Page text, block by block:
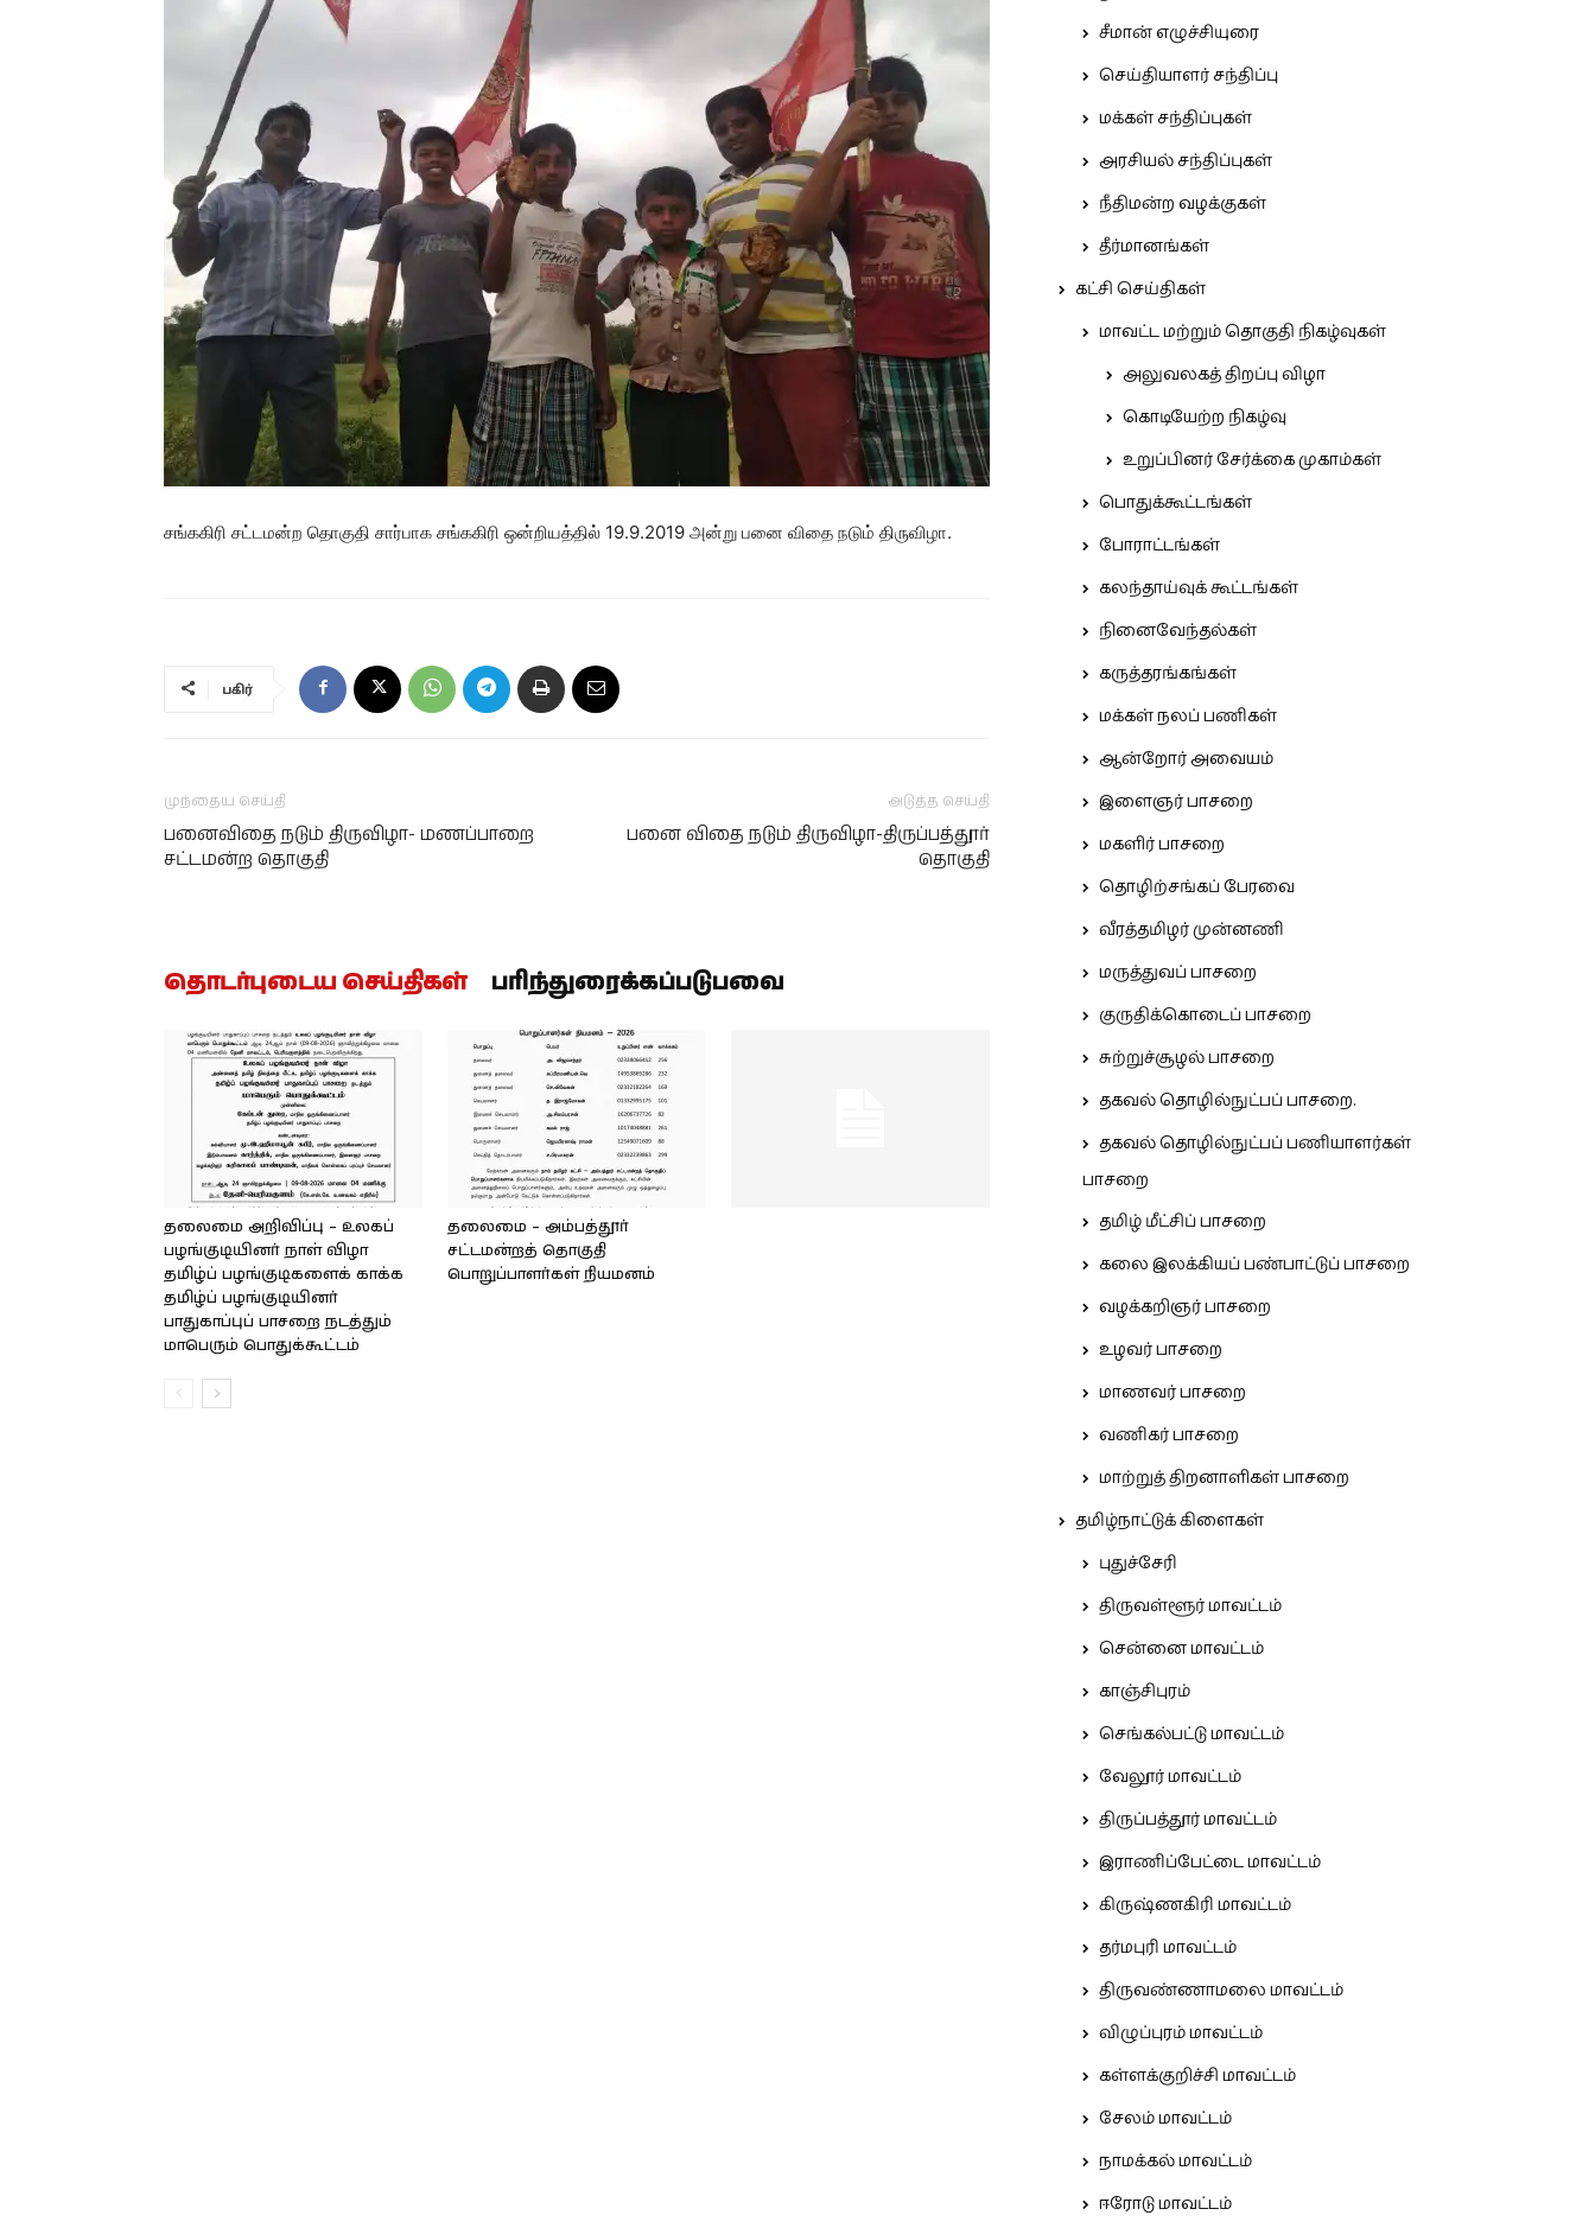
சங்ககிரி சட்டமன்ற தொகுதி சார்பாக சங்ககிரி ஒன்றியத்தில் 19.9.2019 அன்று பனை விதை நடும் திருவிழா.
பகிர்
முந்தைய செய்தி
பனைவிதை நடும் திருவிழா- மணப்பாறை
சட்டமன்ற தொகுதி
அடுத்த செய்தி
பனை விதை நடும் திருவிழா-திருப்பத்தூர்
தொகுதி
தொடர்புடைய செய்திகள் பரிந்துரைக்கப்படுபவை
தலைமை அறிவிப்பு – உலகப்
பழங்குடியினர் நாள் விழா
தமிழ்ப் பழங்குடிகளைக் காக்க
தமிழ்ப் பழங்குடியினர்
பாதுகாப்புப் பாசறை நடத்தும்
மாபெரும் பொதுக்கூட்டம்
தலைமை – அம்பத்தூர்
சட்டமன்றத் தொகுதி
பொறுப்பாளர்கள் நியமனம்
சீமான் எழுச்சியுரை
செய்தியாளர் சந்திப்பு
மக்கள் சந்திப்புகள்
அரசியல் சந்திப்புகள்
நீதிமன்ற வழக்குகள்
தீர்மானங்கள்
கட்சி செய்திகள்
மாவட்ட மற்றும் தொகுதி நிகழ்வுகள்
அலுவலகத் திறப்பு விழா
கொடியேற்ற நிகழ்வு
உறுப்பினர் சேர்க்கை முகாம்கள்
பொதுக்கூட்டங்கள்
போராட்டங்கள்
கலந்தாய்வுக் கூட்டங்கள்
நினைவேந்தல்கள்
கருத்தரங்கங்கள்
மக்கள் நலப் பணிகள்
ஆன்றோர் அவையம்
இளைஞர் பாசறை
மகளிர் பாசறை
தொழிற்சங்கப் பேரவை
வீரத்தமிழர் முன்னணி
மருத்துவப் பாசறை
குருதிக்கொடைப் பாசறை
சுற்றுச்சூழல் பாசறை
தகவல் தொழில்நுட்பப் பாசறை.
தகவல் தொழில்நுட்பப் பணியாளர்கள்
பாசறை
தமிழ் மீட்சிப் பாசறை
கலை இலக்கியப் பண்பாட்டுப் பாசறை
வழக்கறிஞர் பாசறை
உழவர் பாசறை
மாணவர் பாசறை
வணிகர் பாசறை
மாற்றுத் திறனாளிகள் பாசறை
தமிழ்நாட்டுக் கிளைகள்
புதுச்சேரி
திருவள்ளூர் மாவட்டம்
சென்னை மாவட்டம்
காஞ்சிபுரம்
செங்கல்பட்டு மாவட்டம்
வேலூர் மாவட்டம்
திருப்பத்தூர் மாவட்டம்
இராணிப்பேட்டை மாவட்டம்
கிருஷ்ணகிரி மாவட்டம்
தர்மபுரி மாவட்டம்
திருவண்ணாமலை மாவட்டம்
விழுப்புரம் மாவட்டம்
கள்ளக்குறிச்சி மாவட்டம்
சேலம் மாவட்டம்
நாமக்கல் மாவட்டம்
ஈரோடு மாவட்டம்